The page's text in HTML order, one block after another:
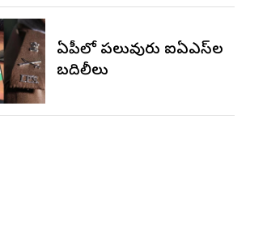
ఏపీలో పలువురు ఐఏఎస్‌ల
బదిలీలు